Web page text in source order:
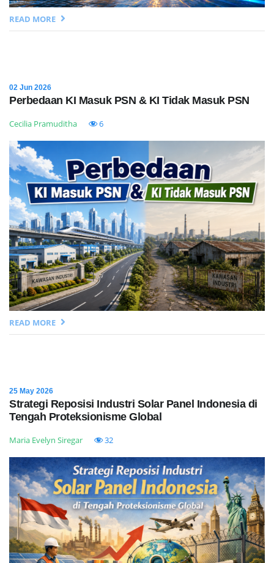
READ MORE
02 Jun 2026
Perbedaan KI Masuk PSN & KI Tidak Masuk PSN
Cecilia Pramuditha 6
READ MORE
25 May 2026
Strategi Reposisi Industri Solar Panel Indonesia di
Tengah Proteksionisme Global
Maria Evelyn Siregar 32